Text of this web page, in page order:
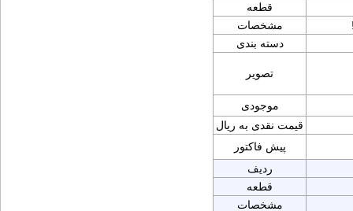
قطعه
مشخصات
دسته بندی
تصویر
موجودی
قیمت نقدی به ریال
پیش فاکتور
ردیف
قطعه
مشخصات